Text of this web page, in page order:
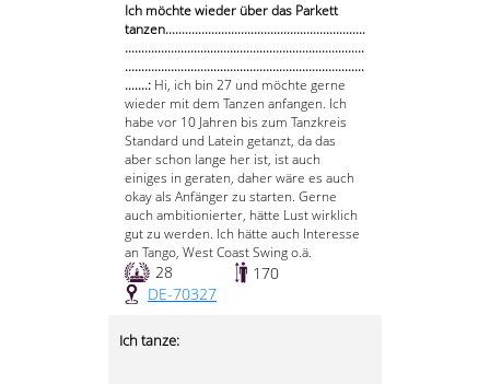
Ich möchte wieder über das Parkett
tanzen.............................................................
.........................................................................
.........................................................................
.......: Hi, ich bin 27 und möchte gerne
wieder mit dem Tanzen anfangen. Ich
habe vor 10 Jahren bis zum Tanzkreis
Standard und Latein getanzt, da das
aber schon lange her ist, ist auch
einiges in geraten, daher wäre es auch
okay als Anfänger zu starten. Gerne
auch ambitionierter, hätte Lust wirklich
gut zu werden. Ich hätte auch Interesse
an Tango, West Coast Swing o.ä.
28
170
DE-70327
Ich tanze: